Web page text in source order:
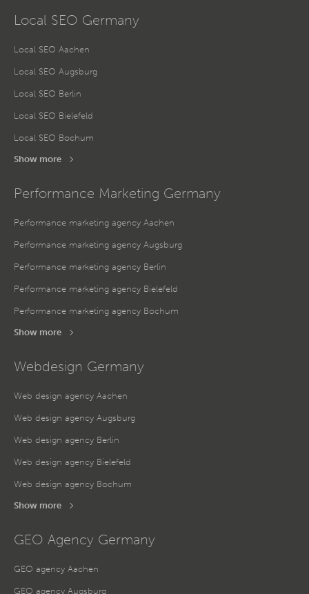
Local SEO Germany
Local SEO Aachen
Local SEO Augsburg
Local SEO Berlin
Local SEO Bielefeld
Local SEO Bochum
Show more
Performance Marketing Germany
Performance marketing agency Aachen
Performance marketing agency Augsburg
Performance marketing agency Berlin
Performance marketing agency Bielefeld
Performance marketing agency Bochum
Show more
Webdesign Germany
Web design agency Aachen
Web design agency Augsburg
Web design agency Berlin
Web design agency Bielefeld
Web design agency Bochum
Show more
GEO Agency Germany
GEO agency Aachen
GEO agency Augsburg